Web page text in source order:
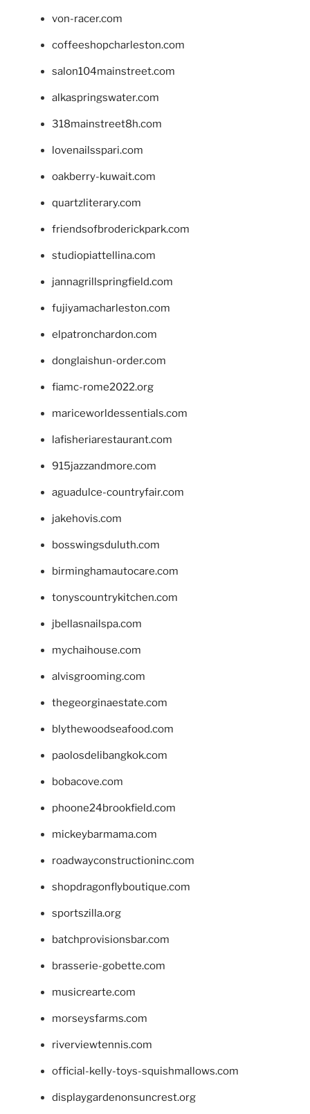
von-racer.com
coffeeshopcharleston.com
salon104mainstreet.com
alkaspringswater.com
318mainstreet8h.com
lovenailsspari.com
oakberry-kuwait.com
quartzliterary.com
friendsofbroderickpark.com
studiopiattellina.com
jannagrillspringfield.com
fujiyamacharleston.com
elpatronchardon.com
donglaishun-order.com
fiamc-rome2022.org
mariceworldessentials.com
lafisheriarestaurant.com
915jazzandmore.com
aguadulce-countryfair.com
jakehovis.com
bosswingsduluth.com
birminghamautocare.com
tonyscountrykitchen.com
jbellasnailspa.com
mychaihouse.com
alvisgrooming.com
thegeorginaestate.com
blythewoodseafood.com
paolosdelibangkok.com
bobacove.com
phoone24brookfield.com
mickeybarmama.com
roadwayconstructioninc.com
shopdragonflyboutique.com
sportszilla.org
batchprovisionsbar.com
brasserie-gobette.com
musicrearte.com
morseysfarms.com
riverviewtennis.com
official-kelly-toys-squishmallows.com
displaygardenonsuncrest.org